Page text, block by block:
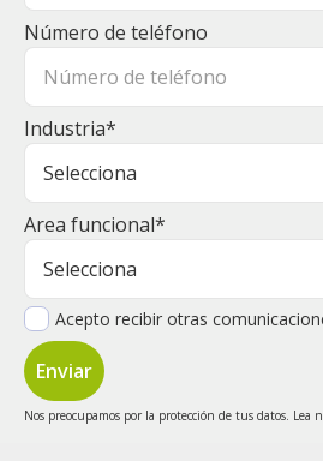
Número de teléfono
Industria*
Area funcional*
Acepto recibir otras
Nos preocupamos por la protección de tus datos. Lea